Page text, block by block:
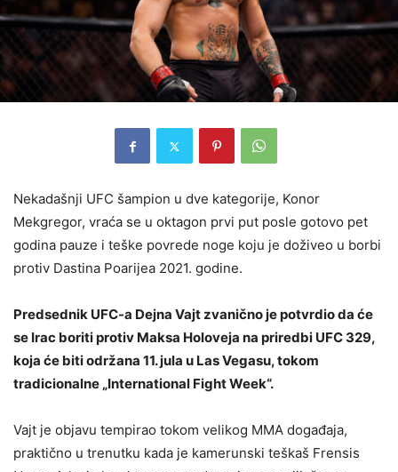
Nekadašnji UFC šampion u dve kategorije, Konor
Mekgregor, vraća se u oktagon prvi put posle gotovo pet
godina pauze i teške povrede noge koju je doživeo u borbi
protiv Dastina Poarijea 2021. godine.
Predsednik UFC-a Dejna Vajt zvanično je potvrdio da će
se Irac boriti protiv Maksa Holoveja na priredbi UFC 329,
koja će biti održana 11. jula u Las Vegasu, tokom
tradicionalne „International Fight Week“.
Vajt je objavu tempirao tokom velikog MMA događaja,
praktično u trenutku kada je kamerunski teškaš Frensis